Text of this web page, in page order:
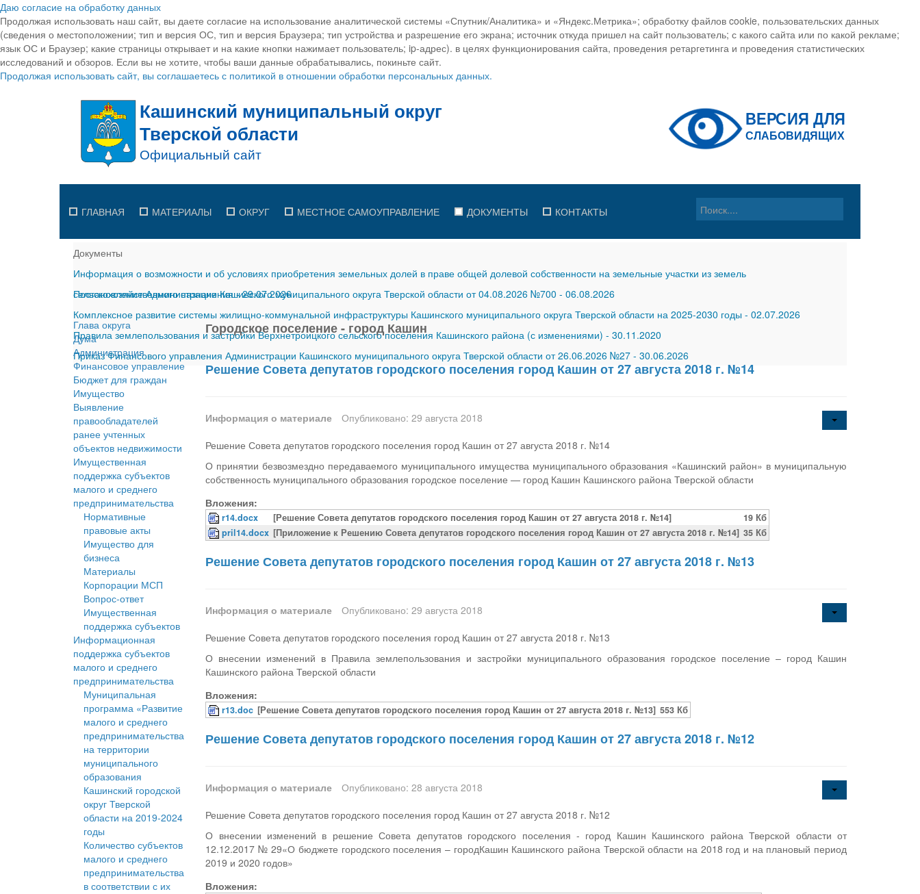
Даю согласие на обработку данных
Продолжая использовать наш сайт, вы даете согласие на использование аналитической системы «Спутник/Аналитика» и «Яндекс.Метрика»; обработку файлов cookie, пользовательских данных
(сведения о местоположении; тип и версия ОС, тип и версия Браузера; тип устройства и разрешение его экрана; источник откуда пришел на сайт пользователь; с какого сайта или по какой рекламе;
язык ОС и Браузер; какие страницы открывает и на какие кнопки нажимает пользователь; ip-адрес). в целях функционирования сайта, проведения ретаргетинга и проведения статистических
исследований и обзоров. Если вы не хотите, чтобы ваши данные обрабатывались, покиньте сайт.
Продолжая использовать сайт, вы соглашаетесь с политикой в отношении обработки персональных данных.
ГЛАВНАЯ МАТЕРИАЛЫ ОКРУГ МЕСТНОЕ САМОУПРАВЛЕНИЕ ДОКУМЕНТЫ КОНТАКТЫ
Документы
Информация о возможности и об условиях приобретения земельных долей в праве общей долевой собственности на земельные участки из земель
сельскохозяйственного назначения-29.07.2026
Постановление Администрации Кашинского муниципального округа Тверской области от 04.08.2026 №700 - 06.08.2026
Комплексное развитие системы жилищно-коммунальной инфраструктуры Кашинского муниципального округа Тверской области на 2025-2030 годы - 02.07.2026
Правила землепользования и застройки Верхнетроицкого сельского поселения Кашинского района (с изменениями) - 30.11.2020
Приказ Финансового управления Администрации Кашинского муниципального округа Тверской области от 26.06.2026 №27 - 30.06.2026
Глава округа
Дума
Администрация
Финансовое управление
Бюджет для граждан
Имущество
Выявление
правообладателей
ранее учтенных
объектов недвижимости
Имущественная
поддержка субъектов
малого и среднего
предпринимательства
Нормативные
правовые акты
Имущество для
бизнеса
Материалы
Корпорации МСП
Вопрос-ответ
Имущественная
поддержка субъектов
Информационная
поддержка субъектов
малого и среднего
предпринимательства
Муниципальная
программа «Развитие
малого и среднего
предпринимательства
на территории
муниципального
образования
Кашинский городской
округ Тверской
области на 2019-2024
годы
Количество субъектов
малого и среднего
предпринимательства
в соответствии с их
Городское поселение - город Кашин
Решение Совета депутатов городского поселения город Кашин от 27 августа 2018 г. №14
Информация о материале
Опубликовано: 29 августа 2018
Решение Совета депутатов городского поселения город Кашин от 27 августа 2018 г. №14
О принятии безвозмездно передаваемого муниципального имущества муниципального образования «Кашинский район» в муниципальную
собственность муниципального образования городское поселение — город Кашин Кашинского района Тверской области
Вложения:
r14.docx [Решение Совета депутатов городского поселения город Кашин от 27 августа 2018 г. №14]
19 Кб
pril14.docx [Приложение к Решению Совета депутатов городского поселения город Кашин от 27 августа 2018 г. №14] 35 Кб
Решение Совета депутатов городского поселения город Кашин от 27 августа 2018 г. №13
Информация о материале
Опубликовано: 29 августа 2018
Решение Совета депутатов городского поселения город Кашин от 27 августа 2018 г. №13
О внесении изменений в Правила землепользования и застройки муниципального образования городское поселение – город Кашин
Кашинского района Тверской области
Вложения:
r13.doc [Решение Совета депутатов городского поселения город Кашин от 27 августа 2018 г. №13] 553 Кб
Решение Совета депутатов городского поселения город Кашин от 27 августа 2018 г. №12
Информация о материале
Опубликовано: 28 августа 2018
Решение Совета депутатов городского поселения город Кашин от 27 августа 2018 г. №12
О внесении изменений в решение Совета депутатов городского поселения - город Кашин Кашинского района Тверской области от
12.12.2017 № 29«О бюджете городского поселения – городКашин Кашинского района Тверской области на 2018 год и на плановый период
2019 и 2020 годов»
Вложения: